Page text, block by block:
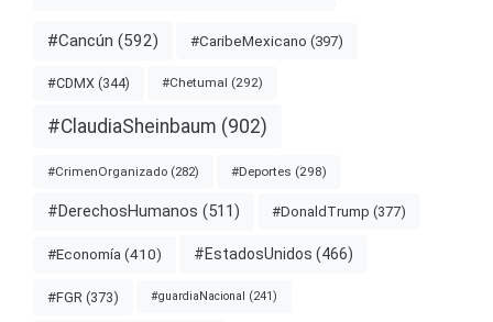
#Cancún (592) #CaribeMexicano (397)
#CDMX (344) #Chetumal (292)
#ClaudiaSheinbaum (902)
#CrimenOrganizado (282) #Deportes (298)
#DerechosHumanos (511) #DonaldTrump (377)
#Economía (410) #EstadosUnidos (466)
#FGR (373) #guardiaNacional (241)